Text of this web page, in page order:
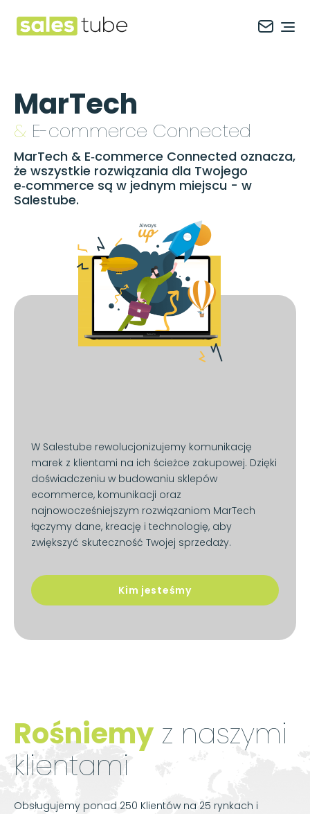
Salestube
MarTech
& E-commerce Connected
MarTech & E‑commerce Connected oznacza,
że wszystkie rozwiązania dla Twojego
e‑commerce są w jednym miejscu - w
Salestube.
W Salestube rewolucjonizujemy komunikację
marek z klientami na ich ścieżce zakupowej. Dzięki
doświadczeniu w budowaniu sklepów
ecommerce, komunikacji oraz
najnowocześniejszym rozwiązaniom MarTech
łączymy dane, kreację i technologię, aby
zwiększyć skuteczność Twojej sprzedaży.
Kim jesteśmy
Rośniemy z naszymi
klientami
Obsługujemy ponad 250 Klientów na 25 rynkach i